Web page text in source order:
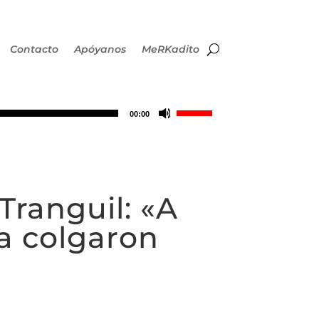
Contacto Apóyanos MeRKadito
00:00
Utiliza
de
«A
colgaron